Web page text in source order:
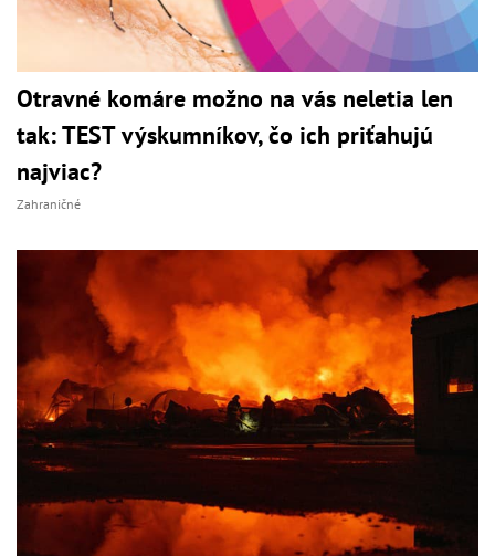
Otravné komáre možno na vás neletia len
tak: TEST výskumníkov, čo ich priťahujú
najviac?
Zahraničné